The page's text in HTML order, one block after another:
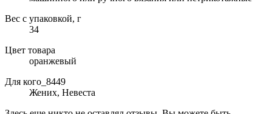
Вес с упаковкой, г
34
Цвет товара
оранжевый
Для кого_8449
Жених, Невеста